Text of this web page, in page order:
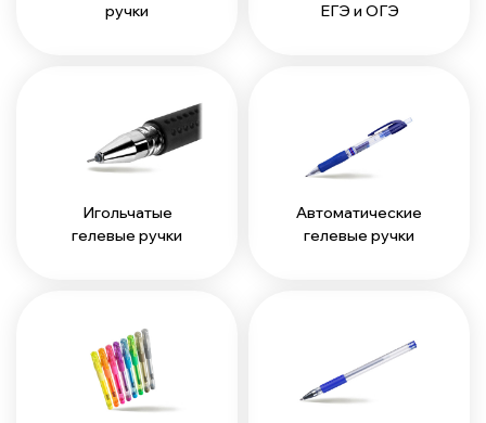
ручки
ЕГЭ и ОГЭ
Игольчатые
гелевые ручки
Автоматические
гелевые ручки